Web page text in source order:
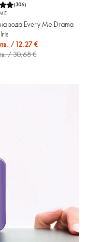
(306)
вода Every Me Drama
/ 12,27 €
/ 30,68 €